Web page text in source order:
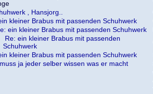
, Hansjorg..
kleiner Brabus mit passenden Schuhwerk
ein kleiner Brabus mit passenden Schuhwerk
Re: ein kleiner Brabus mit passenden
Schuhwerk
kleiner Brabus mit passenden Schuhwerk
ja jeder selber wissen was er macht